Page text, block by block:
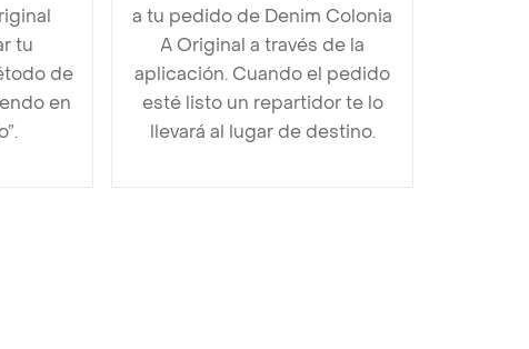
tu
de
en
a tu pedido de Denim Colonia
A Original a través de la
aplicación. Cuando el pedido
esté listo un repartidor te lo
llevará al lugar de destino.